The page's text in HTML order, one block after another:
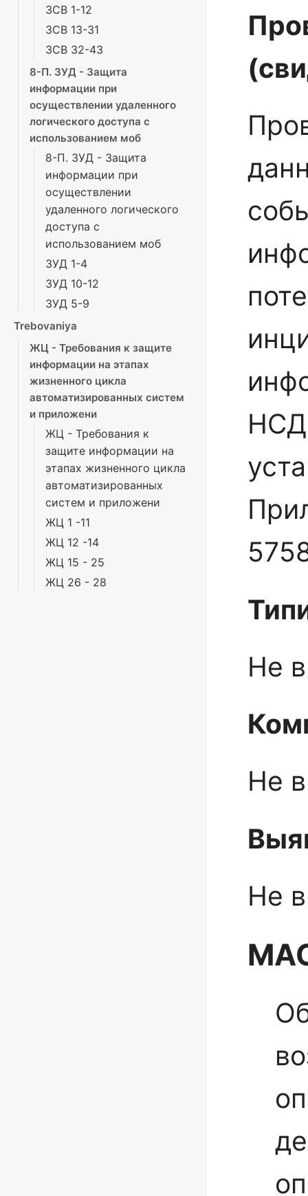
ЗСВ 1-12
ЗСВ 13-31
ЗСВ 32-43
8-П. ЗУД - Защита
информации при
осуществлении удаленного
логического доступа с
использованием моб
8-П. ЗУД - Защита
информации при
осуществлении
удаленного логического
доступа с
использованием моб
ЗУД 1-4
ЗУД 10-12
ЗУД 5-9
Trebovaniya
ЖЦ - Требования к защите
информации на этапах
жизненного цикла
автоматизированных систем
и приложени
ЖЦ - Требования к
защите информации на
этапах жизненного цикла
автоматизированных
систем и приложени
ЖЦ 1 -11
ЖЦ 12 -14
ЖЦ 15 - 25
ЖЦ 26 - 28
Не
Не
Не